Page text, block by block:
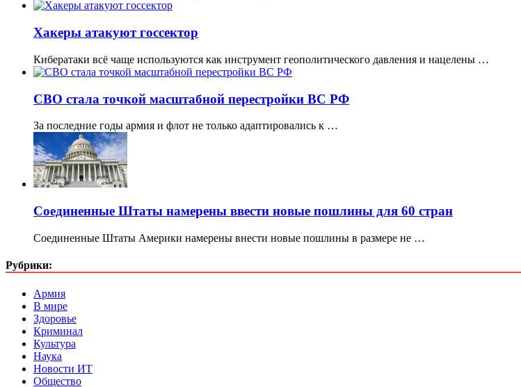
Хакеры атакуют госсектор
Кибератаки всё чаще используются как инструмент геополитического давления и нацелены …
СВО стала точкой масштабной перестройки ВС РФ
За последние годы армия и флот не только адаптировались к …
Соединенные Штаты намерены ввести новые пошлины для 60 стран
Соединенные Штаты Америки намерены внести новые пошлины в размере не …
Рубрики:
Армия
В мире
Здоровье
Криминал
Культура
Наука
Новости ИТ
Общество